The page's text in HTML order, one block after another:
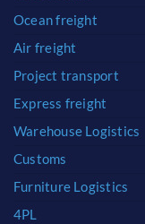
Ocean freight
Air freight
Project transport
Express freight
Warehouse Logistics
Customs
Furniture Logistics
4PL